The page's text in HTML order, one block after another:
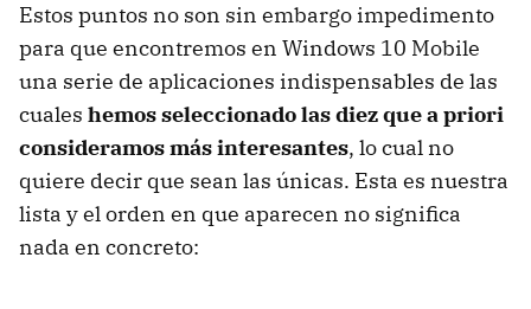
Estos puntos no son sin embargo impedimento
para que encontremos en Windows 10 Mobile
una serie de aplicaciones indispensables de las
cuales hemos seleccionado las diez que a priori
consideramos más interesantes, lo cual no
quiere decir que sean las únicas. Esta es nuestra
lista y el orden en que aparecen no significa
nada en concreto: